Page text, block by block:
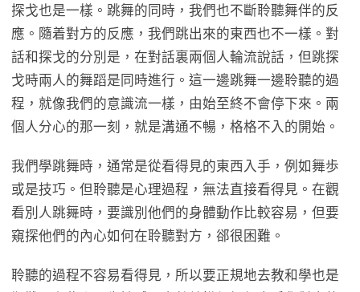
探戈也是一樣。跳舞的同時，我們也不斷聆聽舞伴的反
應。隨着對方的反應，我們跳出來的東西也不一樣。對
話和探戈的分別是，在對話裏兩個人輪流說話，但跳探
戈時兩人的舞蹈是同時進行。這一邊跳舞一邊聆聽的過
程，就像我們的意識流一樣，由始至終不會停下來。兩
個人分心的那一刻，就是溝通不暢，格格不入的開始。
我們學跳舞時，通常是從看得見的東西入手，例如舞歩
或是技巧。但聆聽是心理過程，無法直接看得見。在觀
看別人跳舞時，要識別他們的身體動作比較容易，但要
窺探他們的內心如何在聆聽對方，郤很困難。
聆聽的過程不容易看得見，所以要正規地去教和學也是